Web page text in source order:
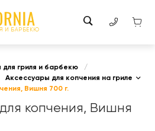
И БАРБЕКЮ
для гриля и барбекю
/
Аксессуары для копчения на гриле
Вишня 700 г.
копчения, Вишня